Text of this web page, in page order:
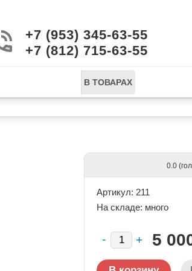
+7 (953) 345-63-55
+7 (812) 715-63-55
В ТОВАРАХ
0.0
Артикул: 211
На складе: много
5